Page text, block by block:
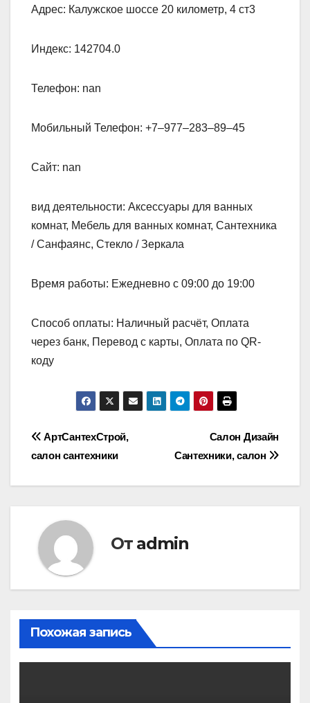
Адрес: Калужское шоссе 20 километр, 4 ст3
Индекс: 142704.0
Телефон: nan
Мобильный Телефон: +7‒977‒283‒89‒45
Сайт: nan
вид деятельности: Аксессуары для ванных
комнат, Мебель для ванных комнат, Сантехника
/ Санфаянс, Стекло / Зеркала
Время работы: Ежедневно с 09:00 до 19:00
Способ оплаты: Наличный расчёт, Оплата
через банк, Перевод с карты, Оплата по QR-
коду
Навигация
Салон Дизайн
Сантехники, салон
АртСантехСтрой,
салон сантехники
От admin
Похожая запись